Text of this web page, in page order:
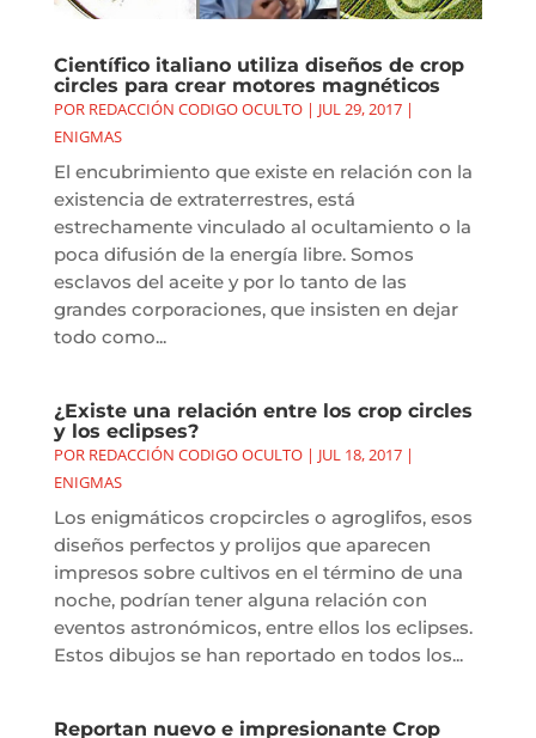
Científico italiano utiliza diseños de crop
circles para crear motores magnéticos
POR REDACCIÓN CODIGO OCULTO| JUL 29, 2017|
ENIGMAS
El encubrimiento que existe en relación con la
existencia de extraterrestres, está
estrechamente vinculado al ocultamiento o la
poca difusión de la energía libre. Somos
esclavos del aceite y por lo tanto de las
grandes corporaciones, que insisten en dejar
todo como...
¿Existe una relación entre los crop circles
y los eclipses?
POR REDACCIÓN CODIGO OCULTO| JUL 18, 2017|
ENIGMAS
Los enigmáticos cropcircles o agroglifos, esos
diseños perfectos y prolijos que aparecen
impresos sobre cultivos en el término de una
noche, podrían tener alguna relación con
eventos astronómicos, entre ellos los eclipses.
Estos dibujos se han reportado en todos los...
Reportan nuevo e impresionante Crop